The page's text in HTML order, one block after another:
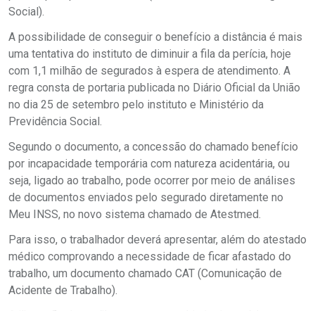
Social).
A possibilidade de conseguir o benefício a distância é mais
uma tentativa do instituto de diminuir a fila da perícia, hoje
com 1,1 milhão de segurados à espera de atendimento. A
regra consta de portaria publicada no Diário Oficial da União
no dia 25 de setembro pelo instituto e Ministério da
Previdência Social.
Segundo o documento, a concessão do chamado benefício
por incapacidade temporária com natureza acidentária, ou
seja, ligado ao trabalho, pode ocorrer por meio de análises
de documentos enviados pelo segurado diretamente no
Meu INSS, no novo sistema chamado de Atestmed.
Para isso, o trabalhador deverá apresentar, além do atestado
médico comprovando a necessidade de ficar afastado do
trabalho, um documento chamado CAT (Comunicação de
Acidente de Trabalho).